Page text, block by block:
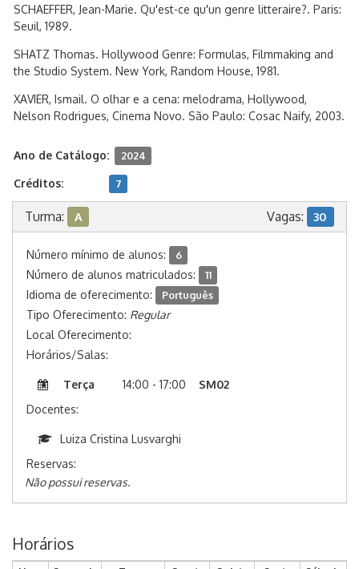
SCHAEFFER, Jean-Marie. Qu'est-ce qu'un genre litteraire?. Paris:
Seuil, 1989.
SHATZ Thomas. Hollywood Genre: Formulas, Filmmaking and
the Studio System. New York, Random House, 1981.
XAVIER, Ismail. O olhar e a cena: melodrama, Hollywood,
Nelson Rodrigues, Cinema Novo. São Paulo: Cosac Naify, 2003.
Ano de Catálogo: 2024
Créditos: 7
Turma: A Vagas: 30
Número mínimo de alunos: 6
Número de alunos matriculados: 11
Idioma de oferecimento: Português
Tipo Oferecimento: Regular
Local Oferecimento:
Horários/Salas:
Terça 14:00 - 17:00
SM02
Docentes:
Luiza Cristina Lusvarghi
Reservas:
Não possui reservas.
Horários